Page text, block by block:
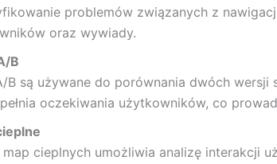
problemów związanych z
oraz wywiady.
B
B są używane do porównania dwóch
oczekiwania użytkowników, co
map cieplnych umożliwia analizę interakcji